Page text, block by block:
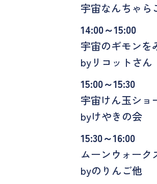
宇宙なんちゃら
14:00～15:00
宇宙のギモンを
byリコットさん
15:00～15:30
宇宙けん玉ショ
byけやきの会
15:30～16:00
ムーンウォーク
byのりんご他